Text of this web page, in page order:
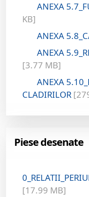
ANEXA
KB]
ANEXA
ANEXA
[3.77 MB]
ANEXA
CLADIRILOR
Piese desenate
[17.99 MB]